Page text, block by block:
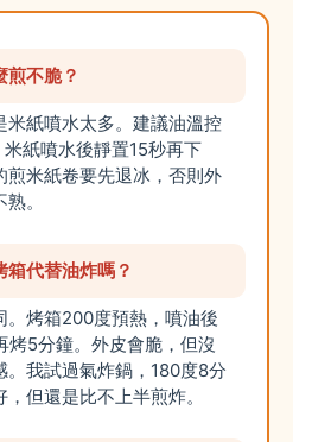
煎不脆？
米紙噴水太多。建議油溫控
紙噴水後靜置15秒再下
煎米紙卷要先退冰，否則外
。
箱代替油炸嗎？
。烤箱200度預熱，噴油後
烤5分鐘。外皮會脆，但沒
。我試過氣炸鍋，180度8分
但還是比不上半煎炸。